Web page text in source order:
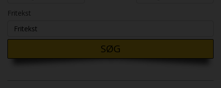
Fritekst
SØG